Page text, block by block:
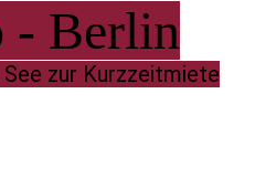
- Berlin
zur Kurzzeitmiete